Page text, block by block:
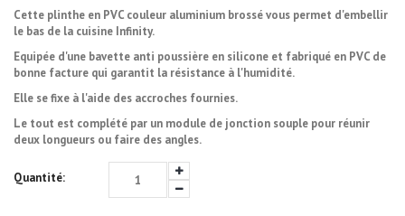
Cette plinthe en PVC couleur aluminium brossé vous permet d'embellir
le bas de la cuisine Infinity.
Equipée d'une bavette anti poussière en silicone et fabriqué en PVC de
bonne facture qui garantit la résistance à l'humidité.
Elle se fixe à l'aide des accroches fournies.
Le tout est complété par un module de jonction souple pour réunir
deux longueurs ou faire des angles.
Quantité: